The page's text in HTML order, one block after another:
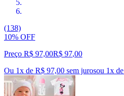
(138)
10% OFF
Preço R$ 97,00R$ 97,00
Ou 1x de R$ 97,00 sem jurosou 1x de